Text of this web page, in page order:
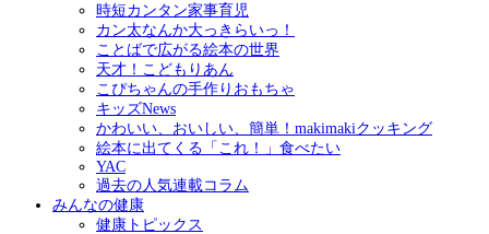
時短カンタン家事育児
カン太なんか大っきらいっ！
ことばで広がる絵本の世界
天才！こどもりあん
こぴちゃんの手作りおもちゃ
キッズNews
かわいい、おいしい、簡単！makimakiクッキング
絵本に出てくる「これ！」食べたい
YAC
過去の人気連載コラム
みんなの健康
健康トピックス